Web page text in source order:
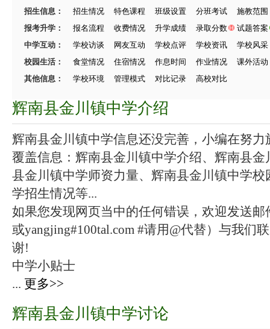
招生信息：
招生情况 特色课程 班级设置 分班考试
施教范围
报考升学：
报名流程 收费情况 升学成绩 录取分数
试题答案
中学互动：
学校访谈 网友互动 学校点评 学校资讯
学校风采
校园生活：
食堂情况 住宿情况 作息时间 作业情况
课外活动
其他信息：
学校环境 管理模式 对比记录 高校对比
辉南县金川镇中学介绍
辉南县金川镇中学信息还没完善，小编在努力
覆盖信息：辉南县金川镇中学介绍、辉南县
县金川镇中学师资力量、辉南县金川镇中学
学招生情况等...
如果您发现网页当中的任何错误，欢迎发送邮
或yangjing#100tal.com #请用@代替）与我们
谢!
中学小贴士
... 更多>>
辉南县金川镇中学讨论